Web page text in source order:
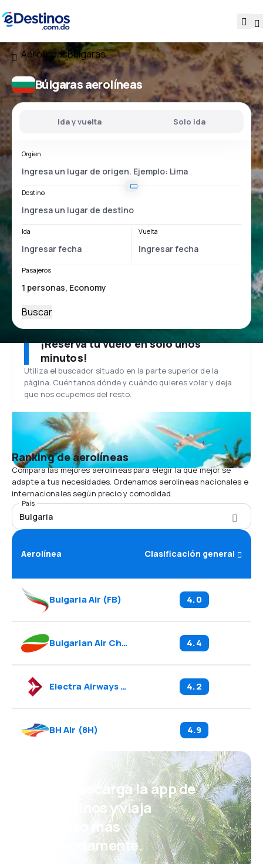
AerolíneasBúlgaras
Búlgaras aerolíneas
Ida y vuelta Solo ida
Orgien
Destino
Ida Vuelta
Pasajeros
Buscar
¡Reserva tu vuelo en solo unos
minutos!
Utiliza el buscador situado en la parte superior de la
página. Cuéntanos dónde y cuándo quieres volar y deja
que nos ocupemos del resto.
Ranking de aerolíneas
Compara las mejores aerolíneas para elegir la que mejor se
adapte a tus necesidades. Ordenamos aerolíneas nacionales e
internacionales según precio y comodidad.
País
Bulgaria
Aerolínea Clasificación general
Bulgaria Air (FB) 4.0
Bulgarian Air Charter 4.4
Electra Airways 3E 4.2
BH Air (8H) 4.9
¡Eh! Descarga la app de
eDestinos y viaja
incluso más
cómodamente.